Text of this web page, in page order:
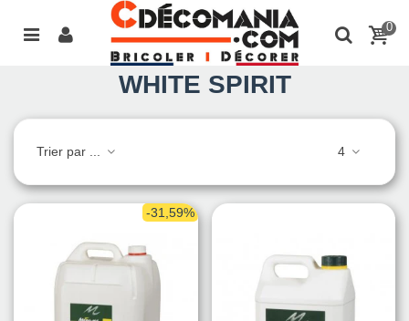
0
WHITE SPIRIT
Trier par ... 4
-31,59%